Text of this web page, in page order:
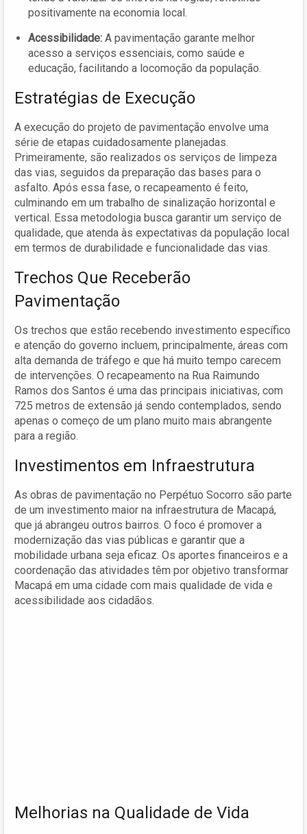
positivamente na economia local.
Acessibilidade: A pavimentação garante melhor
acesso a serviços essenciais, como saúde e
educação, facilitando a locomoção da população.
Estratégias de Execução
A execução do projeto de pavimentação envolve uma
série de etapas cuidadosamente planejadas.
Primeiramente, são realizados os serviços de limpeza
das vias, seguidos da preparação das bases para o
asfalto. Após essa fase, o recapeamento é feito,
culminando em um trabalho de sinalização horizontal e
vertical. Essa metodologia busca garantir um serviço de
qualidade, que atenda às expectativas da população local
em termos de durabilidade e funcionalidade das vias.
Trechos Que Receberão
Pavimentação
Os trechos que estão recebendo investimento específico
e atenção do governo incluem, principalmente, áreas com
alta demanda de tráfego e que há muito tempo carecem
de intervenções. O recapeamento na Rua Raimundo
Ramos dos Santos é uma das principais iniciativas, com
725 metros de extensão já sendo contemplados, sendo
apenas o começo de um plano muito mais abrangente
para a região.
Investimentos em Infraestrutura
As obras de pavimentação no Perpétuo Socorro são parte
de um investimento maior na infraestrutura de Macapá,
que já abrangeu outros bairros. O foco é promover a
modernização das vias públicas e garantir que a
mobilidade urbana seja eficaz. Os aportes financeiros e a
coordenação das atividades têm por objetivo transformar
Macapá em uma cidade com mais qualidade de vida e
acessibilidade aos cidadãos.
Melhorias na Qualidade de Vida